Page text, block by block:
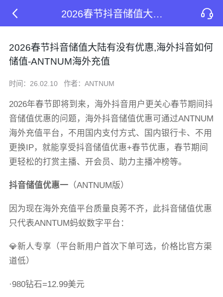
2026春节抖音储值大陆有没有优惠,海外抖音如何储值-ANTNUM海外充值
2026春节抖音储值大陆有没有优惠,海外抖音如何
储值-ANTNUM海外充值
时间：26.02.10 作者：ANTNUM
2026年春节即将到来，海外抖音用户更关心春节期间抖
音储值优惠的问题，海外抖音储值优惠可通过ANTNUM
海外充值平台，不用国内支付方式、国内银行卡、不用
更换IP，就能享受抖音储值优惠+春节优惠，春节期间
更轻松的打赏主播、开会员、助力主播冲榜等。
抖音储值优惠一（ANTNUM版）
因为现在海外充值平台质量良莠不齐，此抖音储值优惠
只代表ANNTUM蚂蚁数字平台：
💎新人专享（平台新用户首次下单可选，价格比官方渠
道低）
·980钻石=12.99美元